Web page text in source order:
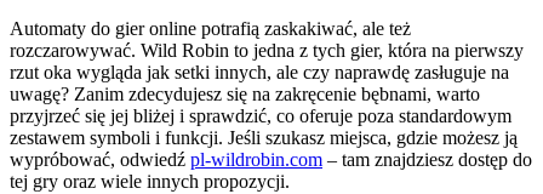
Automaty do gier online potrafią zaskakiwać, ale też
rozczarowywać. Wild Robin to jedna z tych gier, która na pierwszy
rzut oka wygląda jak setki innych, ale czy naprawdę zasługuje na
uwagę? Zanim zdecydujesz się na zakręcenie bębnami, warto
przyjrzeć się jej bliżej i sprawdzić, co oferuje poza standardowym
zestawem symboli i funkcji. Jeśli szukasz miejsca, gdzie możesz ją
wypróbować, odwiedź pl-wildrobin.com – tam znajdziesz dostęp do
tej gry oraz wiele innych propozycji.